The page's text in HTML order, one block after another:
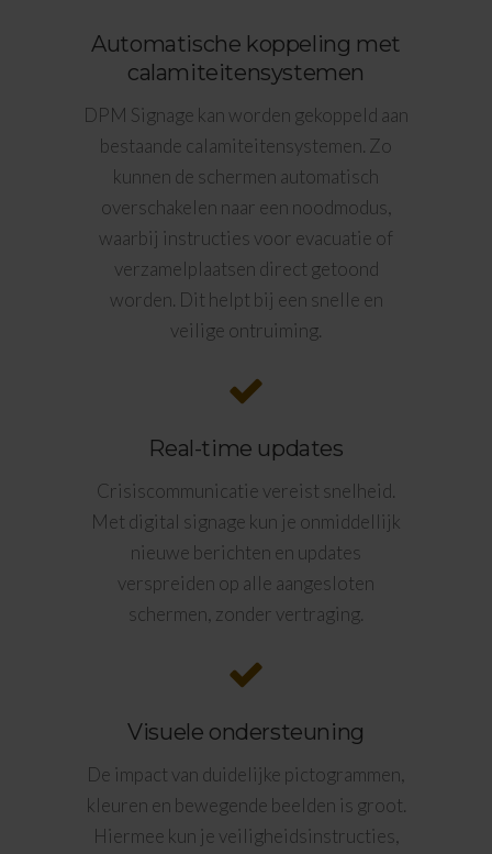
Automatische koppeling met
calamiteitensystemen
DPM Signage kan worden gekoppeld aan
bestaande calamiteitensystemen. Zo
kunnen de schermen automatisch
overschakelen naar een noodmodus,
waarbij instructies voor evacuatie of
verzamelplaatsen direct getoond
worden. Dit helpt bij een snelle en
veilige ontruiming.
Real-time updates
Crisiscommunicatie vereist snelheid.
Met digital signage kun je onmiddellijk
nieuwe berichten en updates
verspreiden op alle aangesloten
schermen, zonder vertraging.
Visuele ondersteuning
De impact van duidelijke pictogrammen,
kleuren en bewegende beelden is groot.
Hiermee kun je veiligheidsinstructies,